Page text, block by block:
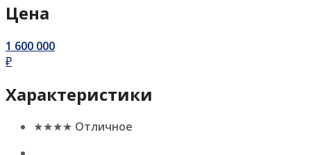
Цена
1 600 000
₽
Характеристики
★★★★ Отличное